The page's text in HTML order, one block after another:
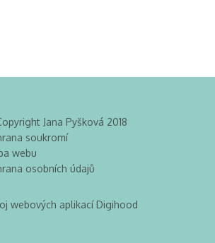
Jana Pyšková 2018
soukromí
webu
osobních údajů
webových aplikací Digihood